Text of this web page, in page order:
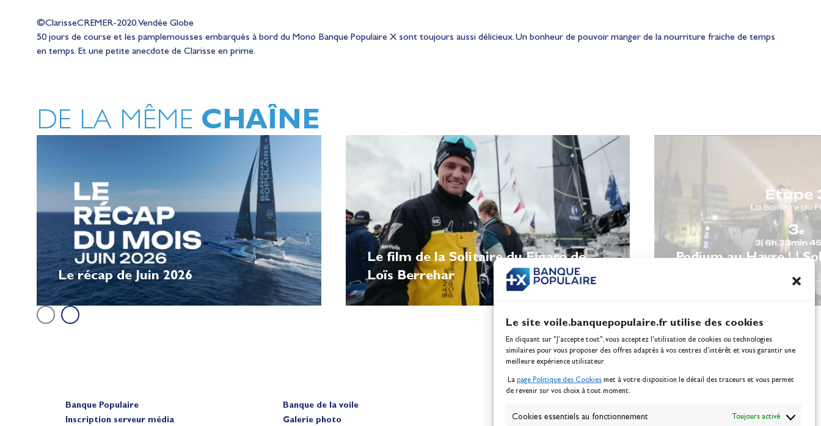
Le site voile.banquepopulaire.fr utilise des cookies
En cliquant sur "J'accepte tout", vous acceptez l’utilisation de cookies ou technologies
similaires pour vous proposer des offres adaptés à vos centres d’intérêt et vous garantir une
meilleure expérience utilisateur.
La page Politique des Cookies met à votre disposition le détail des traceurs et vous permet
de revenir sur vos choix à tout moment.
Cookies essentiels au fonctionnement Toujours activé
©ClarisseCREMER-2020. Vendée Globe
50 jours de course et les pamplemousses embarqués à bord du Mono Banque Populaire X sont toujours aussi délicieux. Un bonheur de pouvoir manger de la nourriture fraiche de temps
en temps. Et une petite anecdote de Clarisse en prime.
DE LA MÊME CHAÎNE
Le récap de Juin 2026
Le film de la Solitaire du Figaro de
Loïs Berrehar
Podium au Havre ! |
Banque Populaire
Inscription serveur média
Banque de la voile
Galerie photo